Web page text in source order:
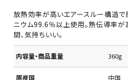
放熱効率が高いエアースルー構造で
ニウム99.6％以上使用。熱伝導率が
間、気持ちいい。
内容量・商品重量 360g
原産国 中国